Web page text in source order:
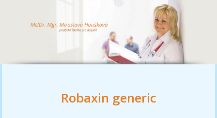
Robaxin generic